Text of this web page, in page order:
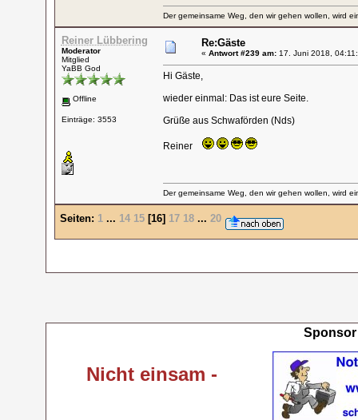
Der gemeinsame Weg, den wir gehen wollen, wird
Reiner Lübbering
Moderator
Mitglied
YaBB God
Offline
Einträge: 3553
Re:Gäste
« Antwort #239 am:17. Juni 2018,
Hi Gäste,
wieder einmal: Das ist eure Seite.
Grüße aus Schwaförden (Nds)
Reiner
Der gemeinsame Weg, den wir gehen wollen, wird
Seiten: 1 ... 14 15[16] 17 18 ... 20
Nicht einsam -
Sponsor